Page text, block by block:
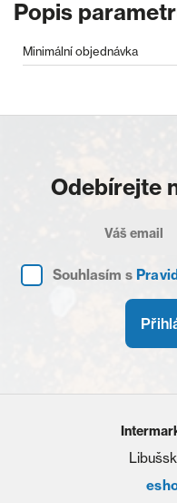
Popis
Minimální objednávka
Odebírejte
Souhlasím s